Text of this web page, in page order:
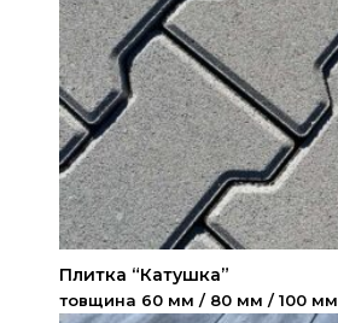
Плитка “Катушка”
товщина 60 мм / 80 мм / 100 мм